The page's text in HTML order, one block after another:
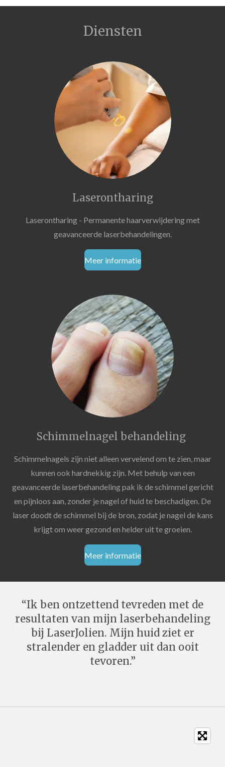
Diensten
Laserontharing
Laserontharing - Permanente haarverwijdering met
geavanceerde laserbehandelingen.
Meer informatie
Schimmelnagel behandeling
Schimmelnagels zijn niet alleen vervelend om te zien, maar
kunnen ook hardnekkig zijn. Met behulp van een
geavanceerde laserbehandeling pak ik de schimmel gericht
en pijnloos aan, zonder je nagel of huid te beschadigen. De
laser doodt de schimmel bij de bron, zodat je nagel de kans
krijgt om weer gezond en helder uit te groeien.
Meer informatie
“Ik ben ontzettend tevreden met de
resultaten van mijn laserbehandeling
bij LaserJolien. Mijn huid ziet er
stralender en gladder uit dan ooit
tevoren.”